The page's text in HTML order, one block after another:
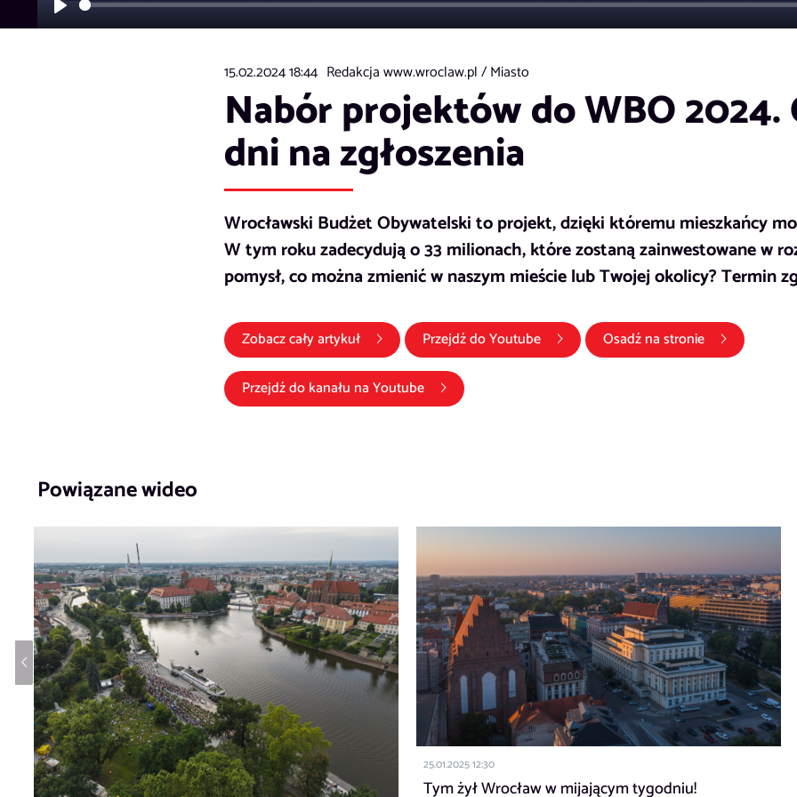
Play
15.02.2024 18:44 Redakcja www.wroclaw.pl /Miasto
Nabór projektów do WBO
dni na zgłoszenia
Wrocławski Budżet Obywatelski to projekt, dzięki któremu mieszkańcy
W tym roku zadecydują o 33 milionach, które zostaną zainwestowane w
pomysł, co można zmienić w naszym mieście lub Twojej okolicy? Termin
Zobacz cały artykuł Przejdź doYoutube(link otwiera się w nowym oknie)
Osadź na stronie
Przejdź do kanału naYoutube(link otwiera się w nowym oknie)
Powiązane wideo
25.01.2025 12:30
Tym żył Wrocław w mijającym tygodniu!